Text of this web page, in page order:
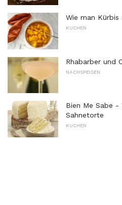
Wie man
KUCHEN
Rhabarber und
NACHSPEISEN
Bien Me Sabe -
Sahnetorte
KUCHEN